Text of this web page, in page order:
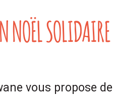
NOËL
vous propose